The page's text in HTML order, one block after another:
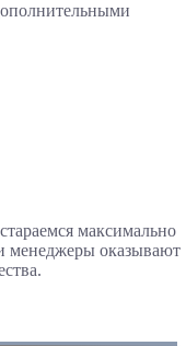
максимально
менеджеры оказывают